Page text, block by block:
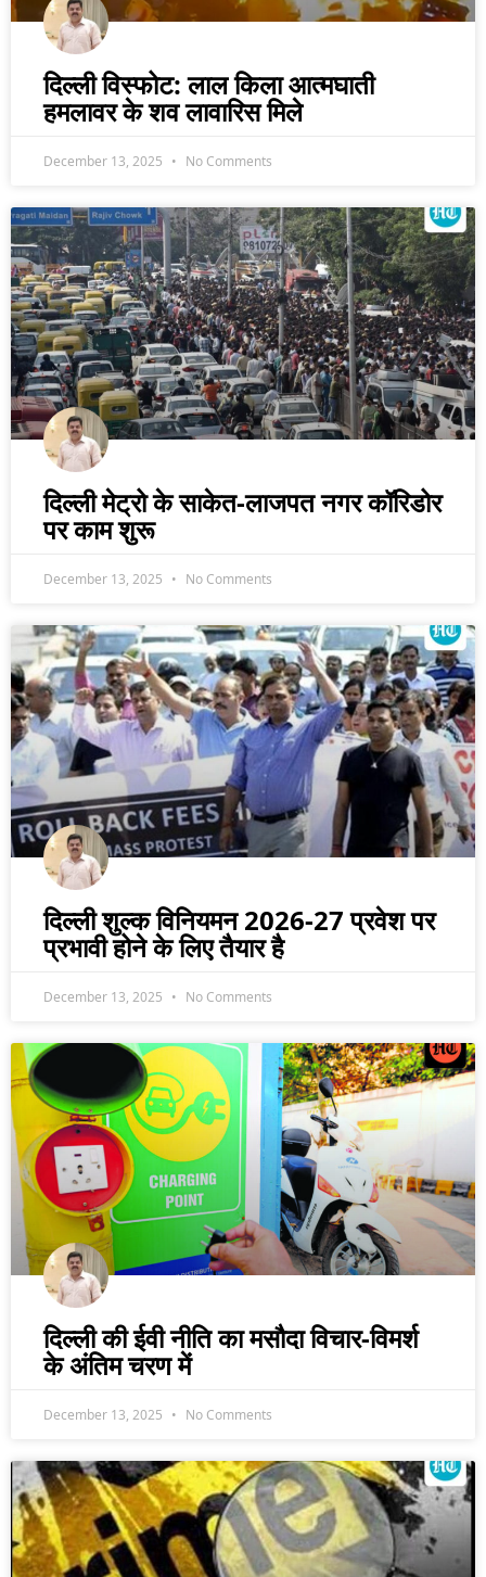
दिल्ली विस्फोट: लाल किला आत्मघाती
हमलावर के शव लावारिस मिले
December 13, 2025 No Comments
दिल्ली मेट्रो के साकेत-लाजपत नगर कॉरिडोर
पर काम शुरू
December 13, 2025 No Comments
दिल्ली शुल्क विनियमन 2026-27 प्रवेश पर
प्रभावी होने के लिए तैयार है
December 13, 2025 No Comments
दिल्ली की ईवी नीति का मसौदा विचार-विमर्श
के अंतिम चरण में
December 13, 2025 No Comments